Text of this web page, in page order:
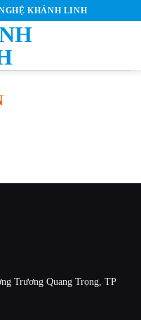
KHÁNH LINH
Trương Quang Trọng, TP